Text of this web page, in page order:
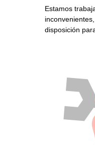
Estamos
disposición